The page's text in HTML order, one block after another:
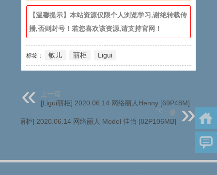
【温馨提示】本站资源仅限个人浏览学习,谢绝转载传
播,否则封号！若您喜欢该资源,请支持官网！
标签： 敏儿 丽柜 Ligui
上一篇
[Ligui丽柜] 2020.06.14 网络丽人Henny [69P48M]
下一篇
[Ligui丽柜] 2020.06.14 网络丽人 Model 佳怡 [82P106MB]